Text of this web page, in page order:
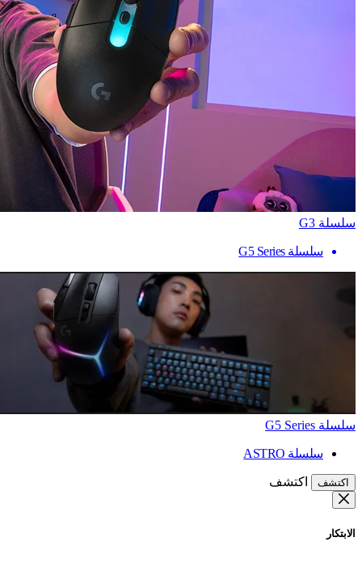
سلسلة G3
سلسلة G5 Series
سلسلة G5 Series
سلسلة ASTRO
اكتشف اكتشف
الابتكار